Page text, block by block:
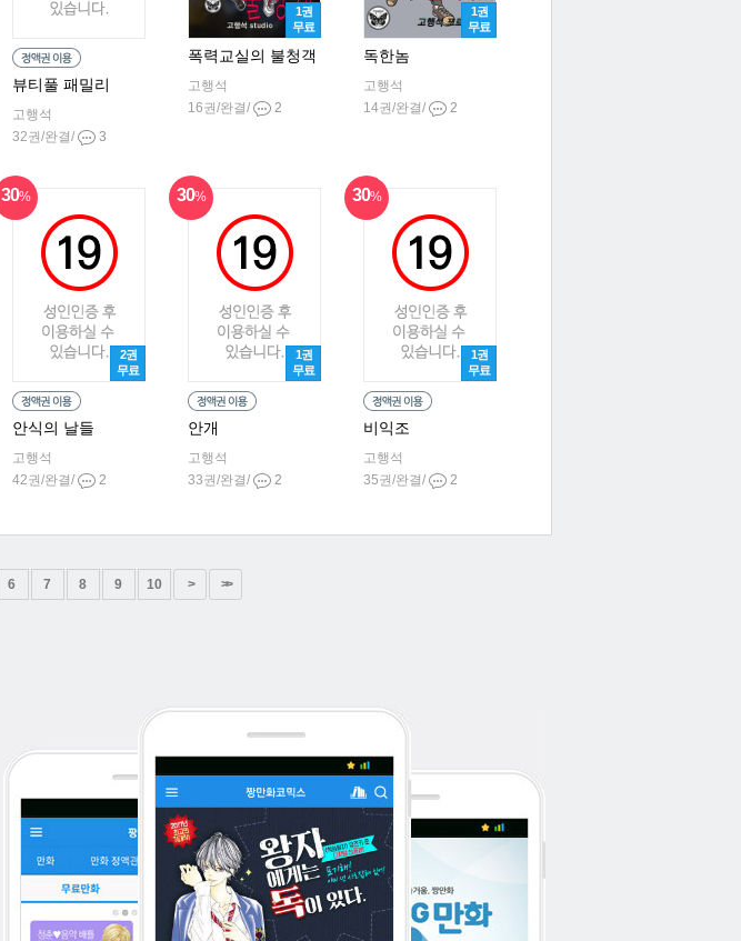
뷰티풀 패밀리
고행석
32권/완결/
3
1권
무료
폭력교실의 불청객
고행석
16권/완결/
2
1권
무료
독한놈
고행석
14권/완결/
2
30%
2권
무료
안식의 날들
고행석
42권/완결/
2
30%
1권
무료
안개
고행석
33권/완결/
2
30%
1권
무료
비익조
고행석
35권/완결/
2
6 7 8 9 10 > >>